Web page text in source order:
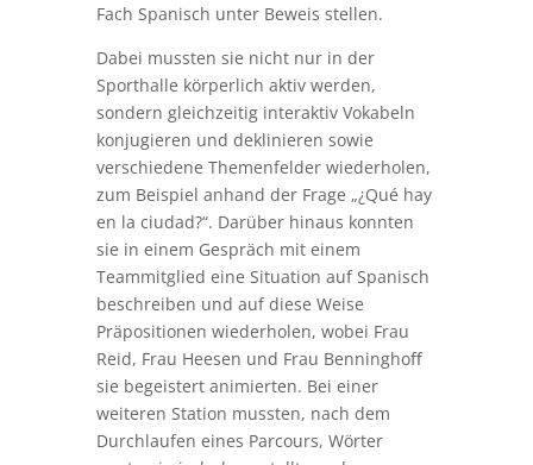
Fach Spanisch unter Beweis stellen.
Dabei mussten sie nicht nur in der
Sporthalle körperlich aktiv werden,
sondern gleichzeitig interaktiv Vokabeln
konjugieren und deklinieren sowie
verschiedene Themenfelder wiederholen,
zum Beispiel anhand der Frage „¿Qué hay
en la ciudad?“. Darüber hinaus konnten
sie in einem Gespräch mit einem
Teammitglied eine Situation auf Spanisch
beschreiben und auf diese Weise
Präpositionen wiederholen, wobei Frau
Reid, Frau Heesen und Frau Benninghoﬀ
sie begeistert animierten. Bei einer
weiteren Station mussten, nach dem
Durchlaufen eines Parcours, Wörter